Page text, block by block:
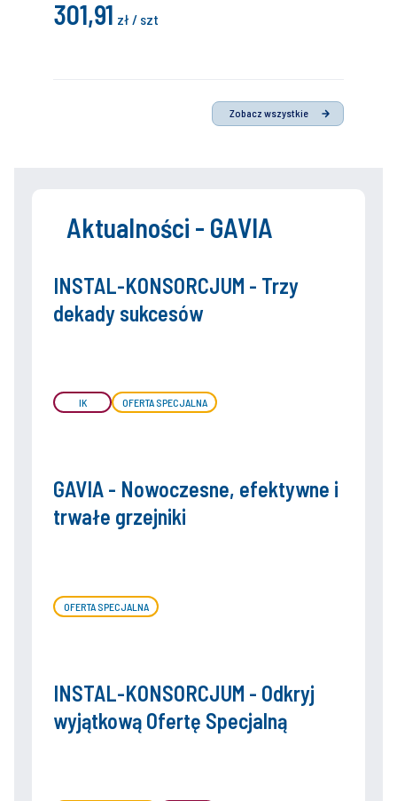
301,91 zł / szt
Zobacz wszystkie
Aktualności - GAVIA
INSTAL-KONSORCJUM - Trzy
dekady sukcesów
IK OFERTA SPECJALNA
GAVIA - Nowoczesne, efektywne i
trwałe grzejniki
OFERTA SPECJALNA
INSTAL-KONSORCJUM - Odkryj
wyjątkową Ofertę Specjalną